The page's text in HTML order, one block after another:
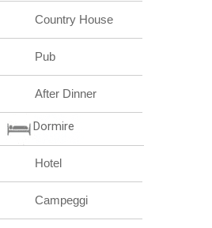
Country House
Pub
After Dinner
Dormire
Hotel
Campeggi